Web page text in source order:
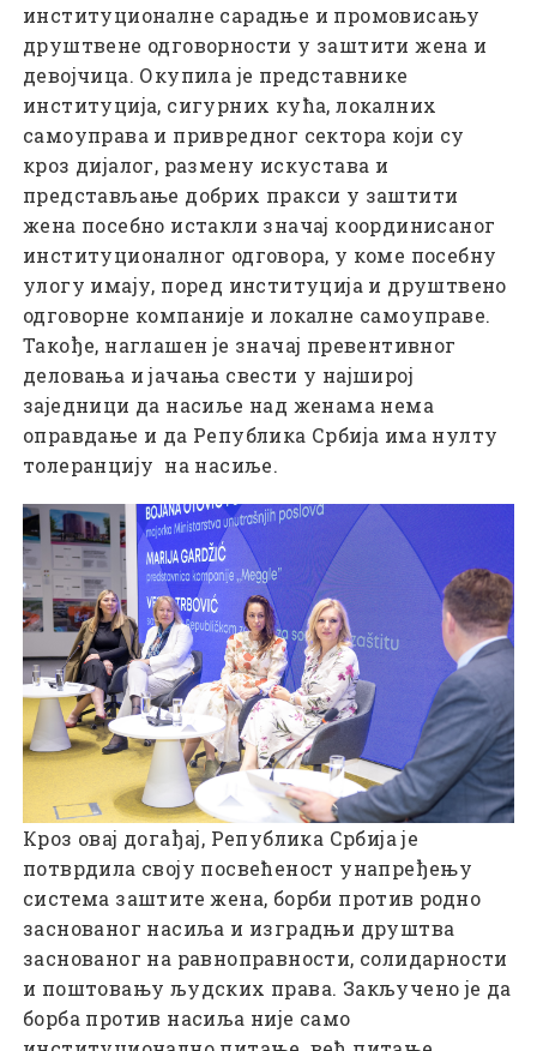
институционалне сарадње и промовисању
друштвене одговорности у заштити жена и
девојчица. Окупила је представнике
институција, сигурних кућа, локалних
самоуправа и привредног сектора који су
кроз дијалог, размену искустава и
представљање добрих пракси у заштити
жена посебно истакли значај координисаног
институционалног одговора, у коме посебну
улогу имају, поред институција и друштвено
одговорне компаније и локалне самоуправе.
Такође, наглашен је значај превентивног
деловања и јачања свести у најширој
заједници да насиље над женама нема
оправдање и да Република Србија има нулту
толеранцију на насиље.
Кроз овај догађај, Република Србија је
потврдила своју посвећеност унапређењу
система заштите жена, борби против родно
заснованог насиља и изградњи друштва
заснованог на равноправности, солидарности
и поштовању људских права. Закључено је да
борба против насиља није само